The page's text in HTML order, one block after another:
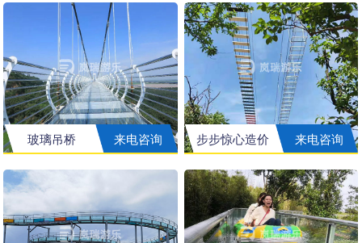
玻璃吊桥 来电咨询 步步惊心造价 来电咨询